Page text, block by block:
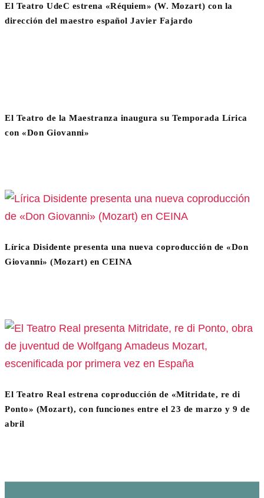
El Teatro UdeC estrena «Réquiem» (W. Mozart) con la
dirección del maestro español Javier Fajardo
El Teatro de la Maestranza inaugura su Temporada Lírica
con «Don Giovanni»
Lírica Disidente presenta una nueva coproducción de «Don
Giovanni» (Mozart) en CEINA
El Teatro Real estrena coproducción de «Mitridate, re di
Ponto» (Mozart), con funciones entre el 23 de marzo y 9 de
abril